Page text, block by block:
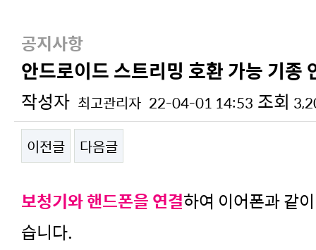
공지사항
안드로이드 스트리밍 호환 가능 기종
작성자 최고관리자 22-04-01 14:53 조회
이전글
다음글
본문
보청기와 핸드폰을 연결하여 이어폰과 같
습니다.